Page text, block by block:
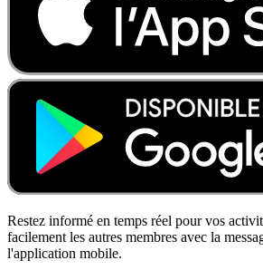
Restez informé en temps réel pour vos
facilement les autres membres avec la
l'application mobile.